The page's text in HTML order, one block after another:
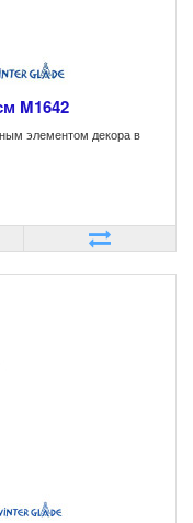
M1642
элементом декора в